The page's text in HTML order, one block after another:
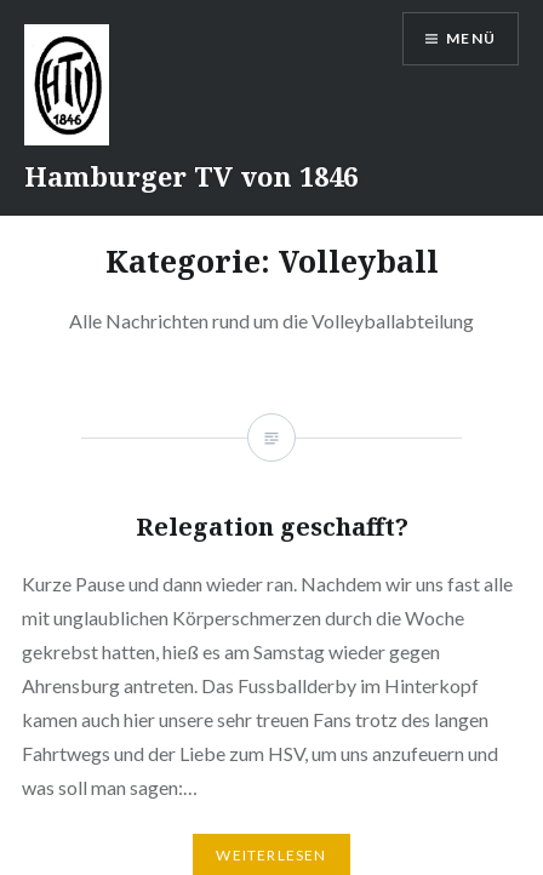
Inhalt
Hamburger TV von 1846
MENÜ
Kategorie: Volleyball
Alle Nachrichten rund um die Volleyballabteilung
Relegation geschafft?
Kurze Pause und dann wieder ran. Nachdem wir uns fast alle
mit unglaublichen Körperschmerzen durch die Woche
gekrebst hatten, hieß es am Samstag wieder gegen
Ahrensburg antreten. Das Fussballderby im Hinterkopf
kamen auch hier unsere sehr treuen Fans trotz des langen
Fahrtwegs und der Liebe zum HSV, um uns anzufeuern und
was soll man sagen:…
WEITERLESEN